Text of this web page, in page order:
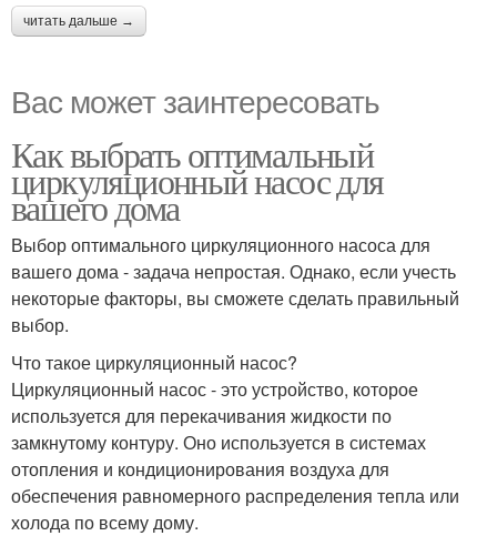
читать дальше →
Вас может заинтересовать
Как выбрать оптимальный
циркуляционный насос для
вашего дома
Выбор оптимального циркуляционного насоса для
вашего дома - задача непростая. Однако, если учесть
некоторые факторы, вы сможете сделать правильный
выбор.
Что такое циркуляционный насос?
Циркуляционный насос - это устройство, которое
используется для перекачивания жидкости по
замкнутому контуру. Оно используется в системах
отопления и кондиционирования воздуха для
обеспечения равномерного распределения тепла или
холода по всему дому.